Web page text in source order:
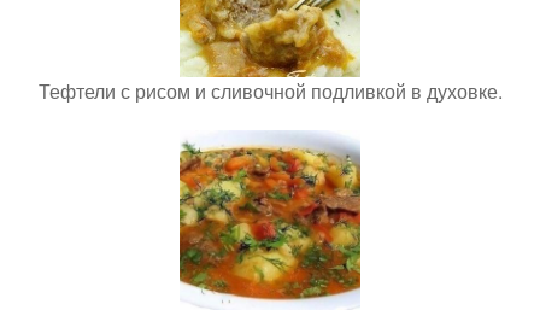
Тефтели с рисом и сливочной подливкой в духовке.